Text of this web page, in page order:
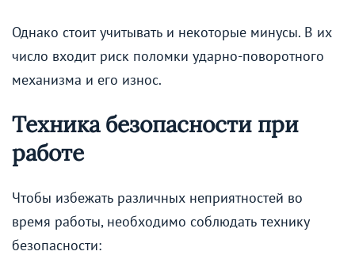
Однако стоит учитывать и некоторые минусы. В их
число входит риск поломки ударно-поворотного
механизма и его износ.
Техника безопасности при
работе
Чтобы избежать различных неприятностей во
время работы, необходимо соблюдать технику
безопасности: